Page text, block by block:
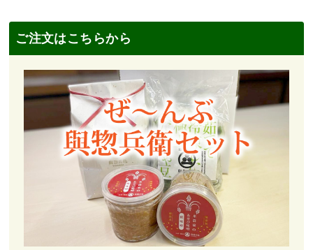
ご注文はこちらから